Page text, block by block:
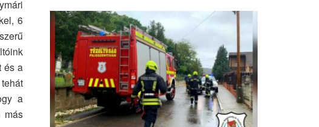
6
és a
a
más